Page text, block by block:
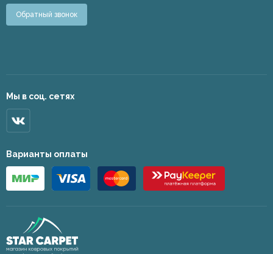
Обратный звонок
Мы в соц. сетях
Варианты оплаты